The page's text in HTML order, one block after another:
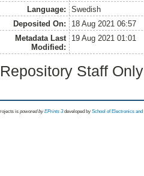
Language:
Swedish
Deposited On:
18 Aug 2021 06:57
Metadata Last
Modified:
19 Aug 2021 01:01
Repository Staff
is powored byEPrints 3 developed by School of Electronics